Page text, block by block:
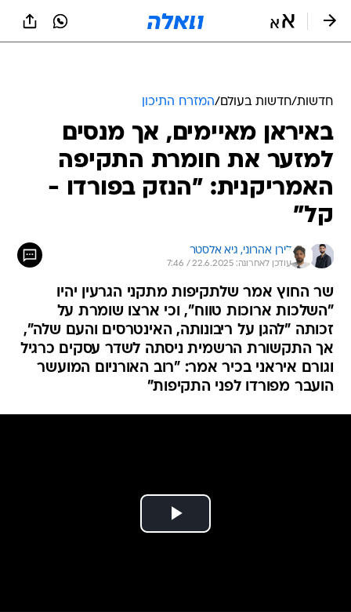
חדשות/חדשות בעולם/המזרח התיכון
באיראן מאיימים, אך מנסים
למזער את חומרת התקיפה
האמריקנית: "הנזק בפורדו -
קל"
לירן אהרוני, גיא אלסטר
עודכן לאחרונה: 22.6.2025 / 7:46
שר החוץ אמר שלתקיפות מתקני הגרעין יהיו
"השלכות ארוכות טווח", וכי ארצו שומרת על
זכותה "להגן על ריבונותה, האינטרסים והעם שלה",
אך התקשורת הרשמית ניסתה לשדר עסקים כרגיל
וגורם איראני בכיר אמר: "רוב האורניום המועשר
הועבר מפורדו לפני התקיפות"